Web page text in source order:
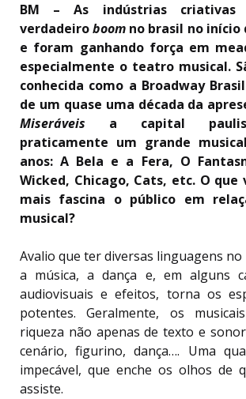
BM – As indústrias criativas
verdadeiroboom no brasil no início
e foram ganhando força em
especialmente o teatro musical.
conhecida como a Broadway
de um quase uma década da
Miseráveis a capital
praticamente um grande
anos: A Bela e a Fera, O
Wicked, Chicago, Cats, etc. O que
mais fascina o público em
musical?
Avalio que ter diversas linguagens
a música, a dança e, em alguns
audiovisuais e efeitos, torna os
potentes. Geralmente, os
riqueza não apenas de texto e
cenário, figurino, dança…. Uma
impecável, que enche os olhos de
assiste.